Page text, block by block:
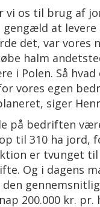
vi os til brug af
at levere
det, var vores
halm
i Polen. Så
vores egen
siger
på bedriften
til 310 ha jord,
er tvunget
Og i dagens
200.000 kr. pr.